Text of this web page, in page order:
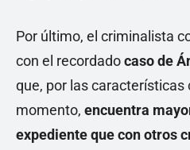
Por último, el criminalista
con el recordadocaso de
que, por las características
momento, encuentra
expediente que con otros